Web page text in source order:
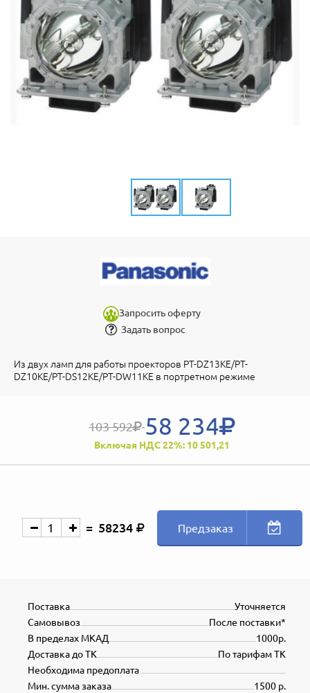
Запросить оферту
Задать вопрос
Из двух ламп для работы проекторов PT-DZ13KE/PT-
DZ10KE/PT-DS12KE/PT-DW11KE в портретном режиме
103 592 58 234
Включая НДС 22%: 10 501,21
58234 Предзаказ
Уточняется
Поставка
После поставки*
Самовывоз
1000р.
В пределах МКАД
По тарифам ТК
Доставка до ТК
Необходима предоплата
1500 р.
Мин. сумма заказа